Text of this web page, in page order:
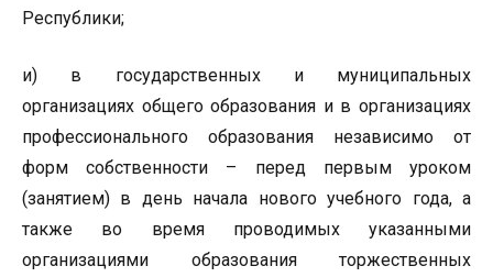
Республики;
и) в государственных и муниципальных
организациях общего образования и в организациях
профессионального образования независимо от
форм собственности – перед первым уроком
(занятием) в день начала нового учебного года, а
также во время проводимых указанными
организациями образования торжественных